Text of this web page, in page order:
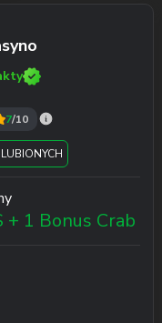
7/10
+ 1 Bonus Crab